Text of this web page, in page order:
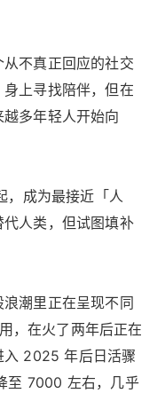
不真正回应的社交
上寻找陪伴，但在
多年轻人开始向
，成为最接近「人
人类，但试图填补
潮里正在呈现不同
，在火了两年后正在
入 2025 年后日活骤
至 7000 左右，几乎